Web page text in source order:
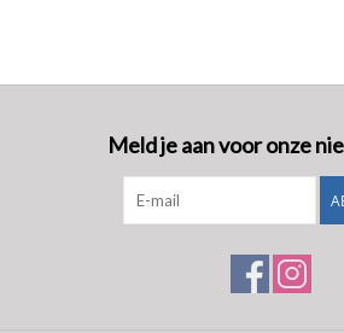
Meld je aan voor onze